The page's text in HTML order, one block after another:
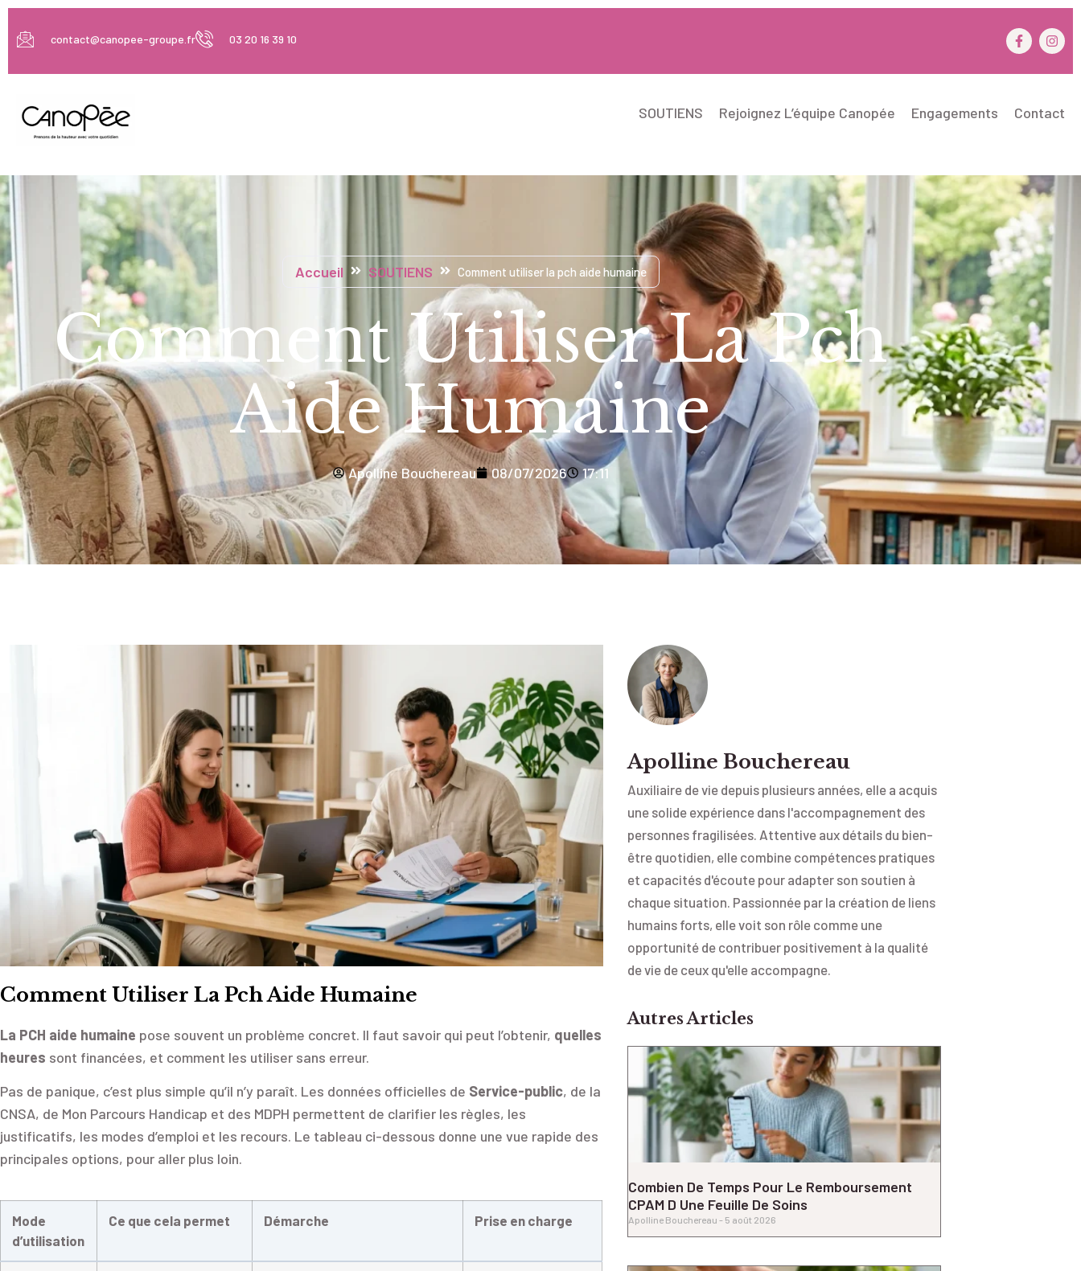
contact@canopee-groupe.fr 03 20 16 39 10
SOUTIENS Rejoignez L’équipe Canopée Engagements Contact
Accueil SOUTIENS Comment utiliser la pch aide humaine
Comment Utiliser La Pch
Aide Humaine
Apolline Bouchereau 08/07/2026 17:11
Comment Utiliser La Pch Aide Humaine
La PCH aide humaine pose souvent un problème concret. Il faut savoir qui peut l’obtenir, quelles
heures sont financées, et comment les utiliser sans erreur.
Pas de panique, c’est plus simple qu’il n’y paraît. Les données officielles de Service-public, de la
CNSA, de Mon Parcours Handicap et des MDPH permettent de clarifier les règles, les
justificatifs, les modes d’emploi et les recours. Le tableau ci-dessous donne une vue rapide des
principales options, pour aller plus loin.
Mode
d’utilisation
Ce que cela permet Démarche Prise en charge
Apolline Bouchereau
Auxiliaire de vie depuis plusieurs années, elle a acquis
une solide expérience dans l'accompagnement des
personnes fragilisées. Attentive aux détails du bien-
être quotidien, elle combine compétences pratiques
et capacités d'écoute pour adapter son soutien à
chaque situation. Passionnée par la création de liens
humains forts, elle voit son rôle comme une
opportunité de contribuer positivement à la qualité
de vie de ceux qu'elle accompagne.
Autres Articles
Combien De Temps Pour Le Remboursement
CPAM D Une Feuille De Soins
Apolline Bouchereau 5 août 2026